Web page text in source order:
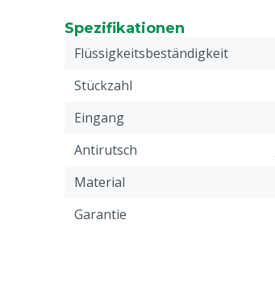
Spezifikationen
Flüssigkeitsbeständigkeit
Stückzahl
Eingang
Antirutsch
Material
Garantie